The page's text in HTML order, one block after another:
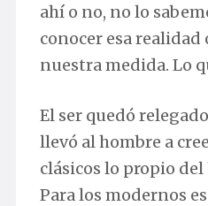
ahí o no, no lo
conocer esa
nuestra medida. Lo
El ser quedó
llevó al hombre a
clásicos lo propio
Para los modernos